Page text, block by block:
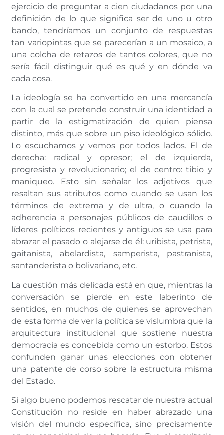
ejercicio de preguntar a cien ciudadanos por una
definición de lo que significa ser de uno u otro
bando, tendríamos un conjunto de respuestas
tan variopintas que se parecerían a un mosaico, a
una colcha de retazos de tantos colores, que no
sería fácil distinguir qué es qué y en dónde va
cada cosa.
La ideología se ha convertido en una mercancía
con la cual se pretende construir una identidad a
partir de la estigmatización de quien piensa
distinto, más que sobre un piso ideológico sólido.
Lo escuchamos y vemos por todos lados. El de
derecha: radical y opresor; el de izquierda,
progresista y revolucionario; el de centro: tibio y
maniqueo. Esto sin señalar los adjetivos que
resaltan sus atributos como cuando se usan los
términos de extrema y de ultra, o cuando la
adherencia a personajes públicos de caudillos o
líderes políticos recientes y antiguos se usa para
abrazar el pasado o alejarse de él: uribista, petrista,
gaitanista, abelardista, samperista, pastranista,
santanderista o bolivariano, etc.
La cuestión más delicada está en que, mientras la
conversación se pierde en este laberinto de
sentidos, en muchos de quienes se aprovechan
de esta forma de ver la política se vislumbra que la
arquitectura institucional que sostiene nuestra
democracia es concebida como un estorbo. Estos
confunden ganar unas elecciones con obtener
una patente de corso sobre la estructura misma
del Estado.
Si algo bueno podemos rescatar de nuestra actual
Constitución no reside en haber abrazado una
visión del mundo específica, sino precisamente